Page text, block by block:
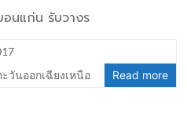
นแก่น รับวางร
วันออกเฉียงเหนือ Read more